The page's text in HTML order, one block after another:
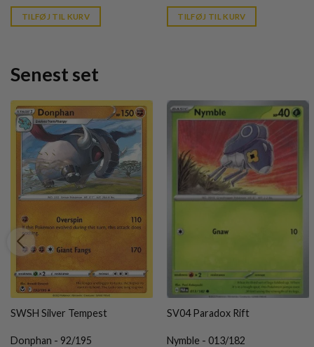
is:
kr. 39,95.
TILFØJ TIL KURV
is:
kr. 39,95.
TILFØJ TIL KURV
Senest set
SWSH Silver Tempest
Donphan - 92/195
SV04 Paradox Rift
Nymble - 013/182